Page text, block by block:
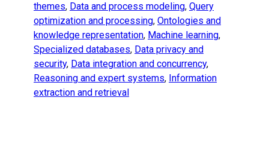
themes, Data and process modeling, Query
optimization and processing, Ontologies and
knowledge representation, Machine learning,
Specialized databases, Data privacy and
security, Data integration and concurrency,
Reasoning and expert systems, Information
extraction and retrieval